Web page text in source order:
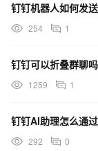
钉钉机器人如何发
254 1
钉钉可以折叠群聊吗
1259 1
钉钉AI助理怎么通
292 0